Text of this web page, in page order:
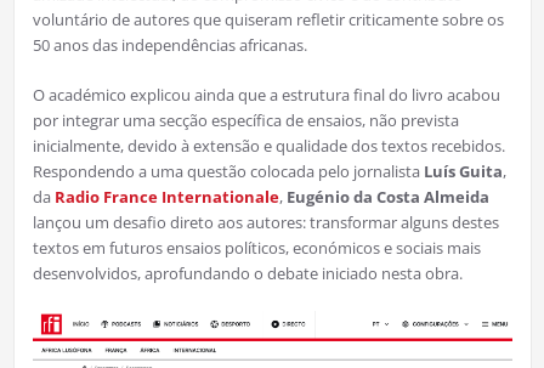
voluntário de autores que quiseram refletir criticamente sobre os
50 anos das independências africanas.
O académico explicou ainda que a estrutura final do livro acabou
por integrar uma secção específica de ensaios, não prevista
inicialmente, devido à extensão e qualidade dos textos recebidos.
Respondendo a uma questão colocada pelo jornalista Luís Guita,
da Radio France Internationale, Eugénio da Costa Almeida
lançou um desafio direto aos autores: transformar alguns destes
textos em futuros ensaios políticos, económicos e sociais mais
desenvolvidos, aprofundando o debate iniciado nesta obra.